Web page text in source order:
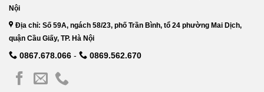
Nội
Địa chỉ: Số 59A, ngách 58/23, phố Trần Bình, tổ 24 phường Mai Dịch,
quận Cầu Giấy, TP. Hà Nội
0867.678.066 - 0869.562.670